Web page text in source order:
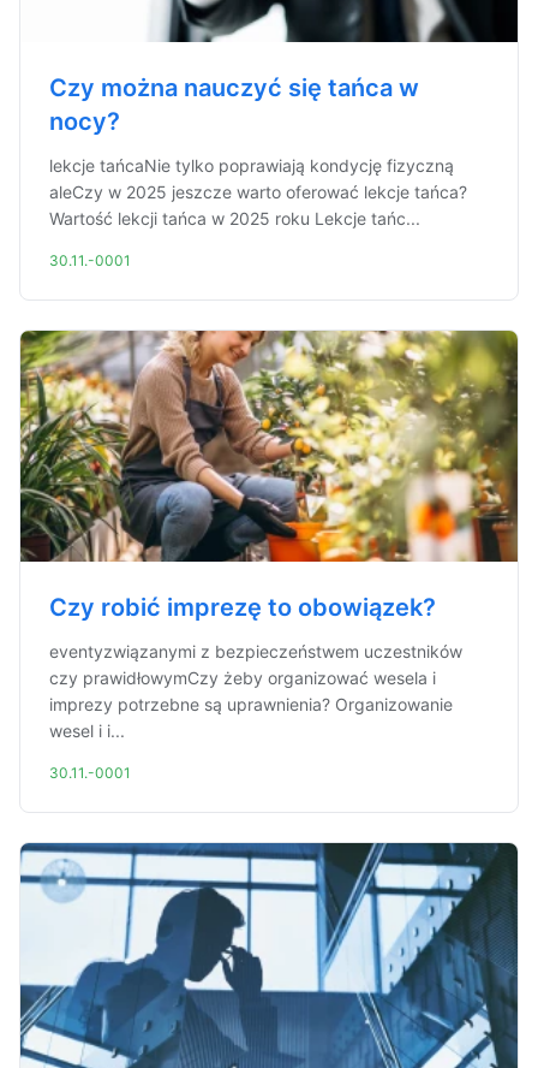
Czy można nauczyć się tańca w
nocy?
lekcje tańcaNie tylko poprawiają kondycję fizyczną
aleCzy w 2025 jeszcze warto oferować lekcje tańca?
Wartość lekcji tańca w 2025 roku Lekcje tańc...
30.11.-0001
Czy robić imprezę to obowiązek?
eventyzwiązanymi z bezpieczeństwem uczestników
czy prawidłowymCzy żeby organizować wesela i
imprezy potrzebne są uprawnienia? Organizowanie
wesel i i...
30.11.-0001